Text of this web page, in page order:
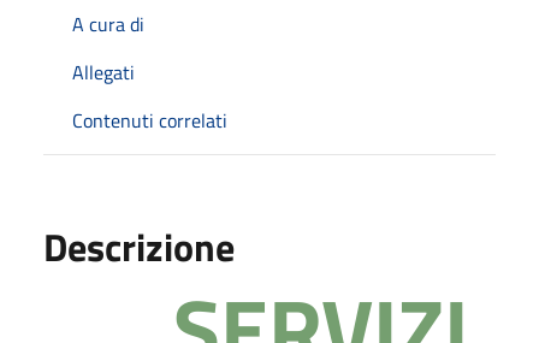
A cura di
Allegati
Contenuti correlati
Descrizione